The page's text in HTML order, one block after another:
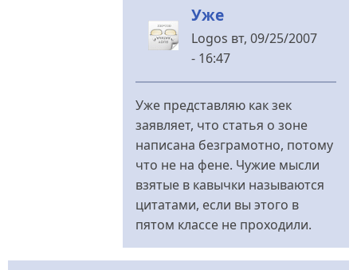
Уже
Logos вт, 09/25/2007
- 16:47
У
до
Во-
первых
мы
лица
Уже представляю как зек
заявляет, что статья о зоне
написана безграмотно, потому
что не на фене. Чужие мысли
взятые в кавычки называются
цитатами, если вы этого в
пятом классе не проходили.